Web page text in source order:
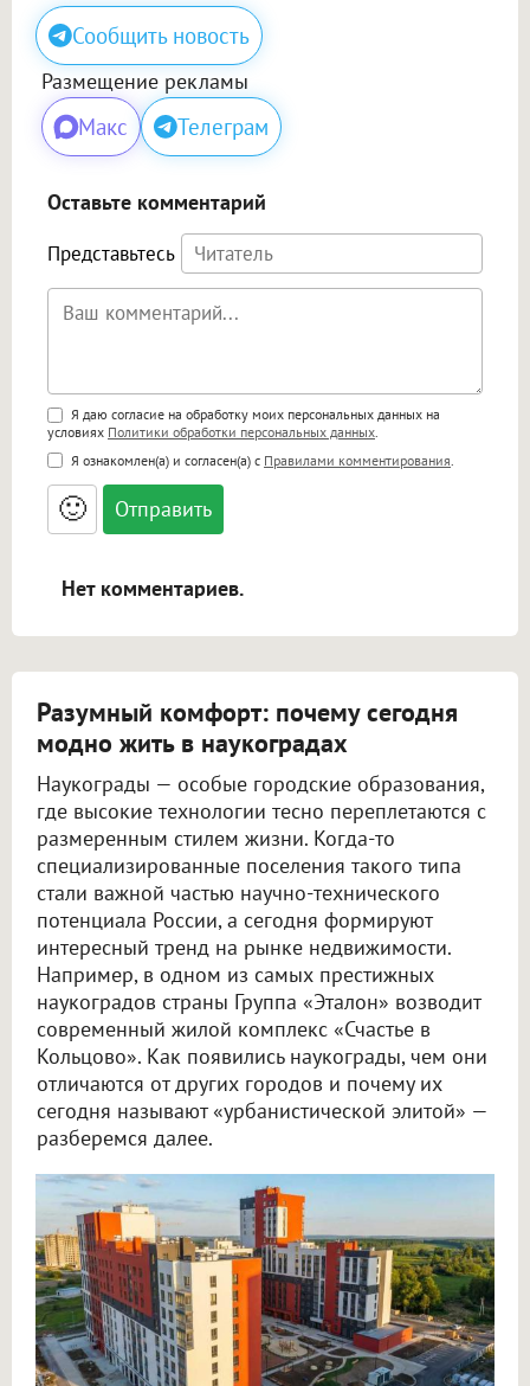
Сообщить новость
Размещение рекламы
Макс Телеграм
Оставьте комментарий
Представьтесь
Поддержка HTML
<b>, <strong>, <u>, <i>, <em>, <s>, <big>,
<small>, <sup>, <sub>, <pre>, <ul>, <ol>, <li>,
<blockquote>, <code> экранирует HTML,
адреса URL автоматически становятся
ссылками, и [img]адрес[/img] будет
Я даю согласие на обработку моих персональных данных на
условиях Политики обработки персональных данных
Я ознакомлен(а) и согласен(а) с Правилами комментирования
🙂
Нет комментариев.
Разумный комфорт: почему сегодня
модно жить в наукоградах
Наукограды — особые городские образования,
где высокие технологии тесно переплетаются с
размеренным стилем жизни. Когда-то
специализированные поселения такого типа
стали важной частью научно-технического
потенциала России, а сегодня формируют
интересный тренд на рынке недвижимости.
Например, в одном из самых престижных
наукоградов страны Группа «Эталон» возводит
современный жилой комплекс «Счастье в
Кольцово». Как появились наукограды, чем они
отличаются от других городов и почему их
сегодня называют «урбанистической элитой» —
разберемся далее.